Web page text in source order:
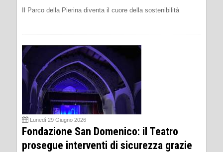
Il Parco della Pierina diventa il cuore della sostenibilità
Lunedì 29 Giugno 2026
Fondazione San Domenico: il Teatro
prosegue interventi di sicurezza grazie